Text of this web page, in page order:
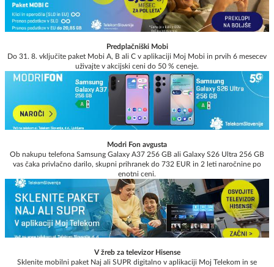
Predplačniški Mobi
Do 31. 8. vključite paket Mobi A, B ali C v aplikaciji Moj Mobi in prvih 6 mesecev
uživajte v akcijski ceni do 50 % ceneje.
Modri Fon avgusta
Ob nakupu telefona Samsung Galaxy A37 256 GB ali Galaxy S26 Ultra 256 GB
vas čaka privlačno darilo, skupni prihranek do 732 EUR in 2 leti naročnine po
enotni ceni.
V žreb za televizor Hisense
Sklenite mobilni paket Naj ali SUPR digitalno v aplikaciji Moj Telekom in se